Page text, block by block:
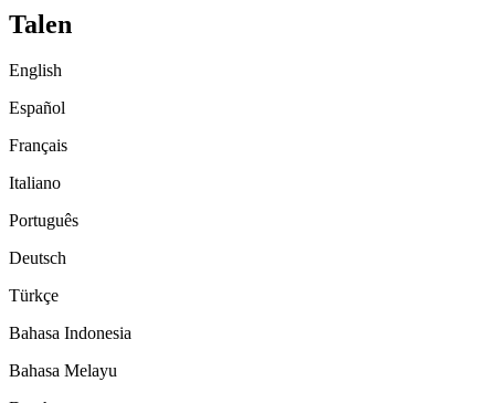
Talen
English
Español
Français
Italiano
Português
Deutsch
Türkçe
Bahasa Indonesia
Bahasa Melayu